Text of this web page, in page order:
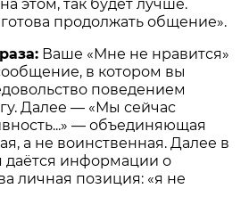
этом, так будет лучше.
продолжать общение».
Ваше «Мне не нравится»
в котором вы
поведением
Далее — «Мы сейчас
— объединяющая
а не воинственная. Далее в
информации о
личная позиция: «я не